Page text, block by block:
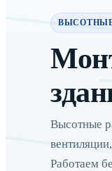
Высотные
Работаем